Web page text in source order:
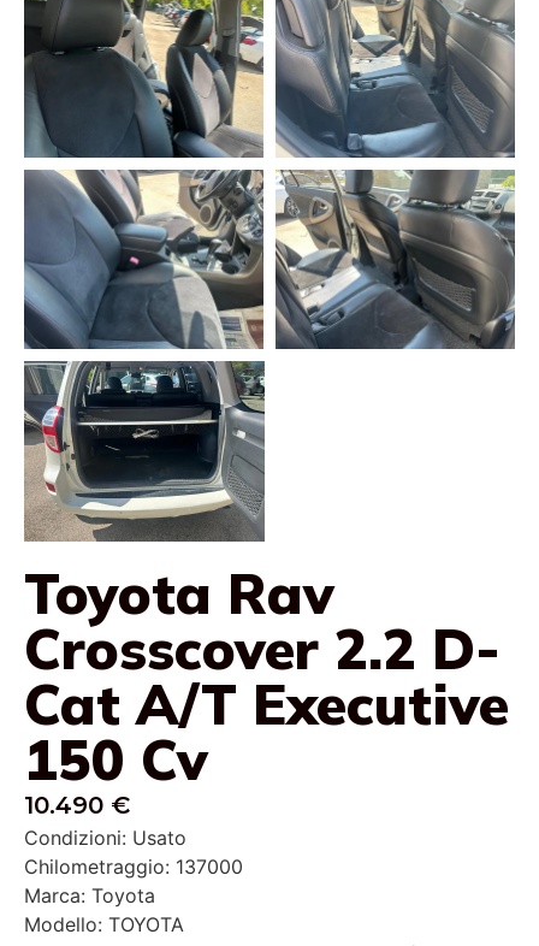
Toyota Rav
Crosscover 2.2 D-
Cat A/T Executive
150 Cv
10.490 €
Condizioni: Usato
Chilometraggio: 137000
Marca: Toyota
Modello: TOYOTA